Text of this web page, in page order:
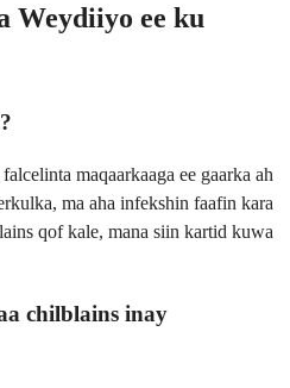
Weydiiyo ee ku
maqaarkaaga ee gaarka ah
ma aha infekshin faafin kara
qof kale, mana siin kartid kuwa
chilblains inay